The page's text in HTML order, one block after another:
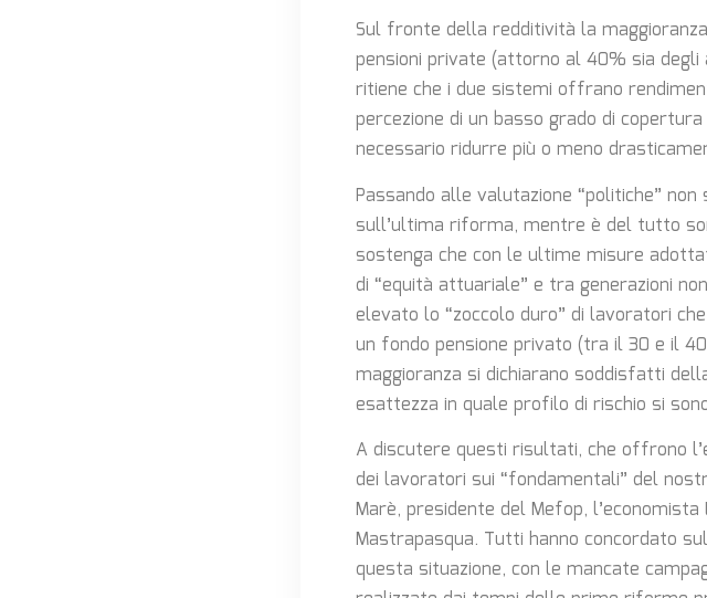
Sul fronte della redditività la
pensioni private (attorno al 40% sia
ritiene che i due sistemi offrano
percezione di un basso grado di
necessario ridurre più o meno
Passando alle valutazione “politiche”
sull’ultima riforma, mentre è del tutto
sostenga che con le ultime misure
di “equità attuariale” e tra generazioni
elevato lo “zoccolo duro” di lavoratori
un fondo pensione privato (tra il 30 e il
maggioranza si dichiarano soddisfatti
esattezza in quale profilo di rischio si
A discutere questi risultati, che offrono
dei lavoratori sui “fondamentali” del
Marè, presidente del Mefop,
Mastrapasqua. Tutti hanno concordato
questa situazione, con le mancate